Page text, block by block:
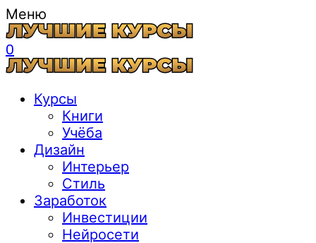
Меню
0
Курсы
Книги
Учёба
Дизайн
Интерьер
Стиль
Заработок
Инвестиции
Нейросети